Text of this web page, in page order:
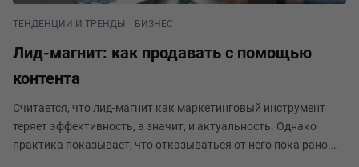
ТЕНДЕНЦИИ И ТРЕНДЫ БИЗНЕС
Лид-магнит: как продавать с помощью
контента
Считается, что лид-магнит как маркетинговый инструмент
теряет эффективность, а значит, и актуальность. Однако
практика показывает, что отказываться от него пока рано.